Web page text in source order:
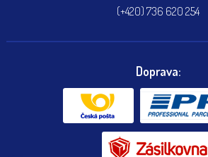
(+420) 736 620 254
Doprava: